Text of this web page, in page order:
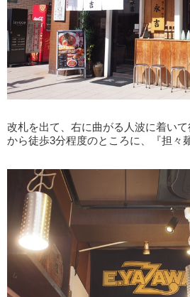
改札を出て、右に曲がる人波に着い
から徒歩3分程度のところに、『担々